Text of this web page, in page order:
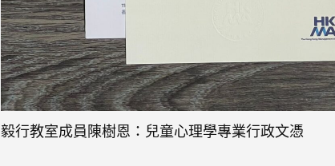
毅行教室成員陳樹恩：兒童心理學專業行政文憑